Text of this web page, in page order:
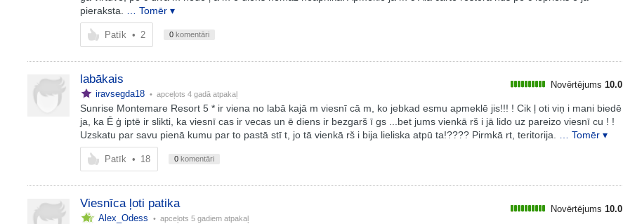
pieraksta.
… Tomēr ▾
Patīk • 2 0komentāri
labākais
iravsegda18 • apceļots 4 gadā atpakaļ
Novērtējums 10.0
Sunrise Montemare Resort 5 * ir viena no labā kajā m viesnī cā m, ko jebkad esmu apmeklē jis!!! ! Cik ļ oti viņ i mani biedē
ja, ka Ē ģ iptē ir slikti, ka viesnī cas ir vecas un ē diens ir bezgarš ī gs ...bet jums vienkā rš i jā lido uz pareizo viesnī cu ! !
Uzskatu par savu pienā kumu par to pastā stī t, jo tā vienkā rš i bija lieliska atpū ta!???? Pirmkā rt, teritorija.
… Tomēr ▾
Patīk • 18 0komentāri
Viesnīca ļoti patika
Alex_Odess • apceļots 5 gadiem atpakaļ
Novērtējums 10.0